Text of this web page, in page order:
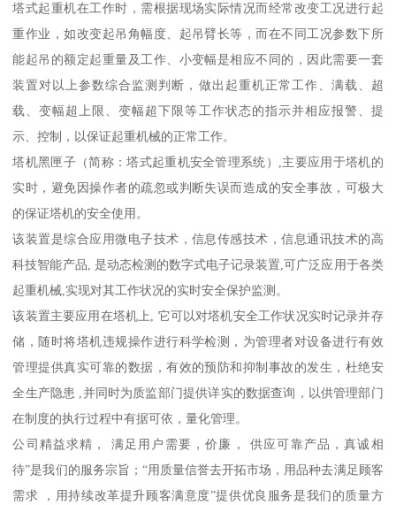
塔式起重机在工作时，需根据现场实际情况而经常改变工况进行起
重作业，如改变起吊角幅度、起吊臂长等，而在不同工况参数下所
能起吊的额定起重量及工作、小变幅是相应不同的，因此需要一套
装置对以上参数综合监测判断，做出起重机正常工作、满载、超
载、变幅超上限、变幅超下限等工作状态的指示并相应报警、提
示、控制，以保证起重机械的正常工作。
塔机黑匣子（简称：塔式起重机安全管理系统）,主要应用于塔机的
实时，避免因操作者的疏忽或判断失误而造成的安全事故，可极大
的保证塔机的安全使用。
该装置是综合应用微电子技术，信息传感技术，信息通讯技术的高
科技智能产品, 是动态检测的数字式电子记录装置,可广泛应用于各类
起重机械,实现对其工作状况的实时安全保护监测。
该装置主要应用在塔机上, 它可以对塔机安全工作状况实时记录并存
储，随时将塔机违规操作进行科学检测，为管理者对设备进行有效
管理提供真实可靠的数据，有效的预防和抑制事故的发生，杜绝安
全生产隐患 ,并同时为质监部门提供详实的数据查询，以供管理部门
在制度的执行过程中有据可依，量化管理。
公司精益求精， 满足用户需要，价廉， 供应可靠产品，真诚相
待”是我们的服务宗旨；“用质量信誉去开拓市场，用品种去满足顾客
需求 ，用持续改革提升顾客满意度”提供优良服务是我们的质量方